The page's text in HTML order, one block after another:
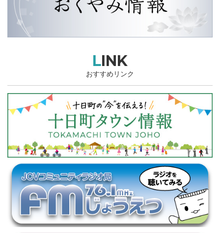
LINK
おすすめリンク